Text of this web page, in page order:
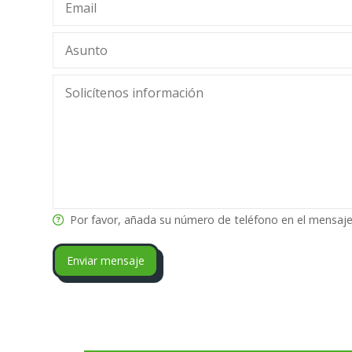
Por favor, añada su número de teléfono en el mensaje
Enviar mensaje